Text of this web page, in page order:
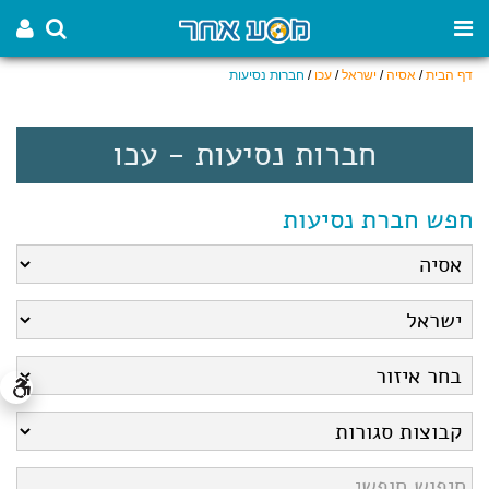
דף הבית/ אסיה/ ישראל/ עכו / חברות נסיעות
חברות נסיעות - עכו
חפש חברת נסיעות